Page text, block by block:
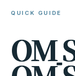
QUICK GUIDE
OM